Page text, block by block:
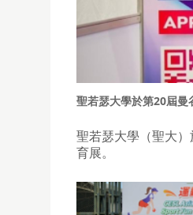
聖若瑟大學於第20屆曼
聖若瑟大學（聖大
育展。